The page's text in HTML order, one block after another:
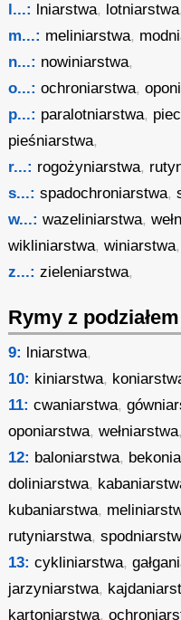
l...: lniarstwa, lotniarstwa,
m...: meliniarstwa,
n...: nowiniarstwa,
o...: ochroniarstwa,
p...: paralotniarstwa,
pieśniarstwa,
r...: rogożyniarstwa,
s...: spadochroniarstwa,
w...: wazeliniarstwa,
wikliniarstwa,winiarstwa
z...: zieleniarstwa,
Rymy z
9: lniarstwa,
10: kiniarstwa,
11: cwaniarstwa,
oponiarstwa,wełniarstwa,
12: baloniarstwa,
doliniarstwa,
kubaniarstwa,
rutyniarstwa,
13: cykliniarstwa,
jarzyniarstwa,
kartoniarstwa,